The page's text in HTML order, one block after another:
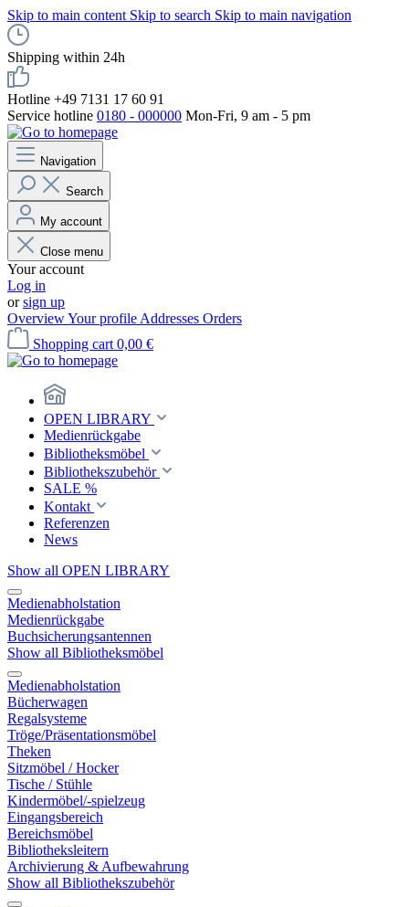
Skip to main content Skip to search Skip to main navigation
Shipping within 24h
Hotline +49 7131 17 60 91
Service hotline 0180 - 000000 Mon-Fri, 9 am - 5 pm
Navigation
Search
My account
Close menu
Your account
Log in
orsign up
OverviewYour profile Addresses Orders
Shopping cart 0,00 €
OPEN LIBRARY
Medienrückgabe
Bibliotheksmöbel
Bibliothekszubehör
SALE %
Kontakt
Referenzen
News
Show all OPEN LIBRARY
Medienabholstation
Medienrückgabe
Buchsicherungsantennen
Show all Bibliotheksmöbel
Medienabholstation
Bücherwagen
Regalsysteme
Tröge/Präsentationsmöbel
Theken
Sitzmöbel / Hocker
Tische / Stühle
Kindermöbel/-spielzeug
Eingangsbereich
Bereichsmöbel
Bibliotheksleitern
Archivierung & Aufbewahrung
Show all Bibliothekszubehör